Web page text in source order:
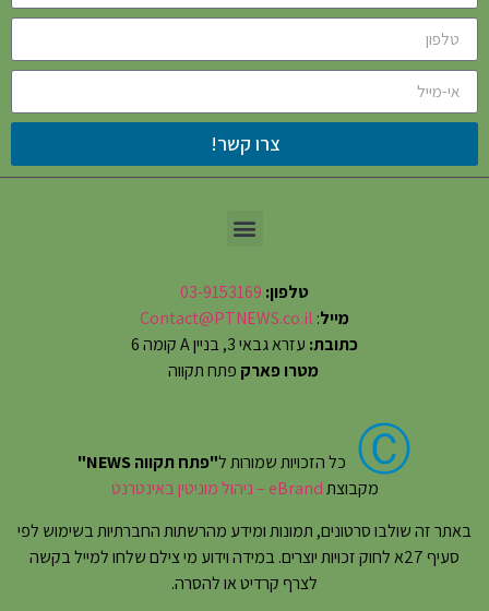
צרו קשר!
טלפון: 03-9153169
מייל:
Contact@PTNEWS.co.il
כתובת: עזרא גבאי 3, בניין A קומה 6
מטרו פארק פתח תקווה
Ⓒ כל הזכויות שמורות ל"פתח תקווה NEWS"
מקבוצתeBrand – ניהול מוניטין באינטרנט
באתר זה שולבו סרטונים, תמונות ומידע מהרשתות החברתיות בשימוש לפי
סעיף 27א לחוק זכויות יוצרים. במידה וידוע מי צילם שלחו למייל בקשה
לצרף קרדיט או להסרה.